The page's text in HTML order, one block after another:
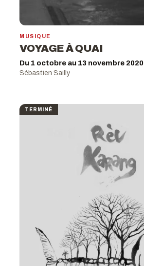
MUSIQUE
VOYAGE À QUAI
Du 1 octobre au 13 novembre 2020
Sébastien Sailly
TERMINÉ